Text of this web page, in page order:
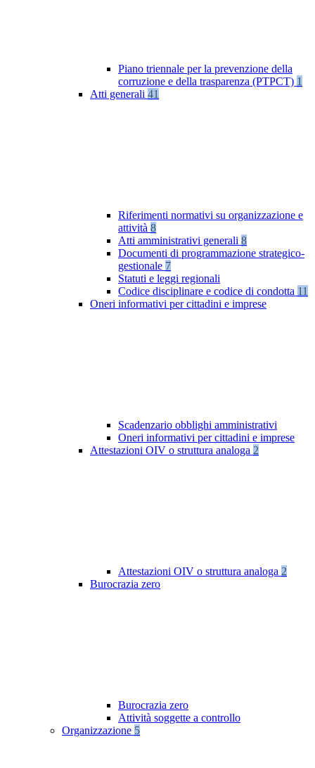
Piano triennale per la prevenzione della
corruzione e della trasparenza (PTPCT) 1
Atti generali 41
Riferimenti normativi su organizzazione e
attività 8
Atti amministrativi generali 8
Documenti di programmazione strategico-
gestionale 7
Statuti e leggi regionali
Codice disciplinare e codice di condotta 11
Oneri informativi per cittadini e imprese
Scadenzario obblighi amministrativi
Oneri informativi per cittadini e imprese
Attestazioni OIV o struttura analoga 2
Attestazioni OIV o struttura analoga 2
Burocrazia zero
Burocrazia zero
Attività soggette a controllo
Organizzazione 5